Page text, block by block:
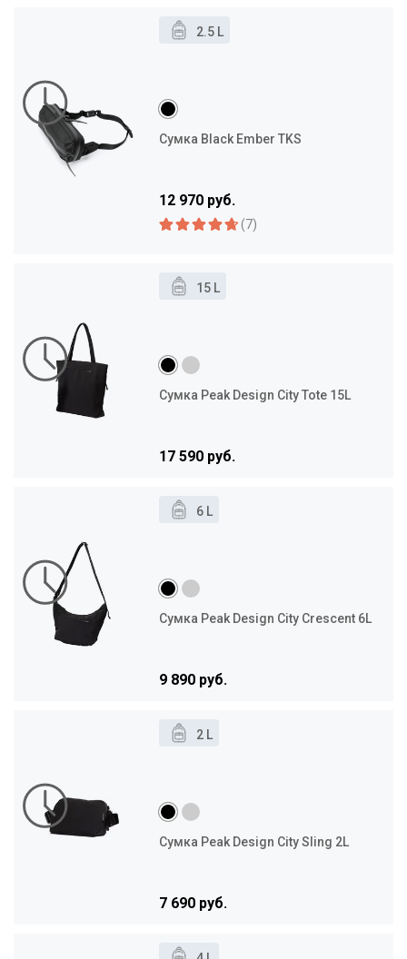
2.5 L
Сумка Black Ember TKS
12 970 руб.
(7)
15 L
Сумка Peak Design City Tote 15L
17 590 руб.
6 L
Сумка Peak Design City Crescent 6L
9 890 руб.
2 L
Сумка Peak Design City Sling 2L
7 690 руб.